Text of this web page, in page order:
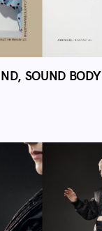
SOUND BODY